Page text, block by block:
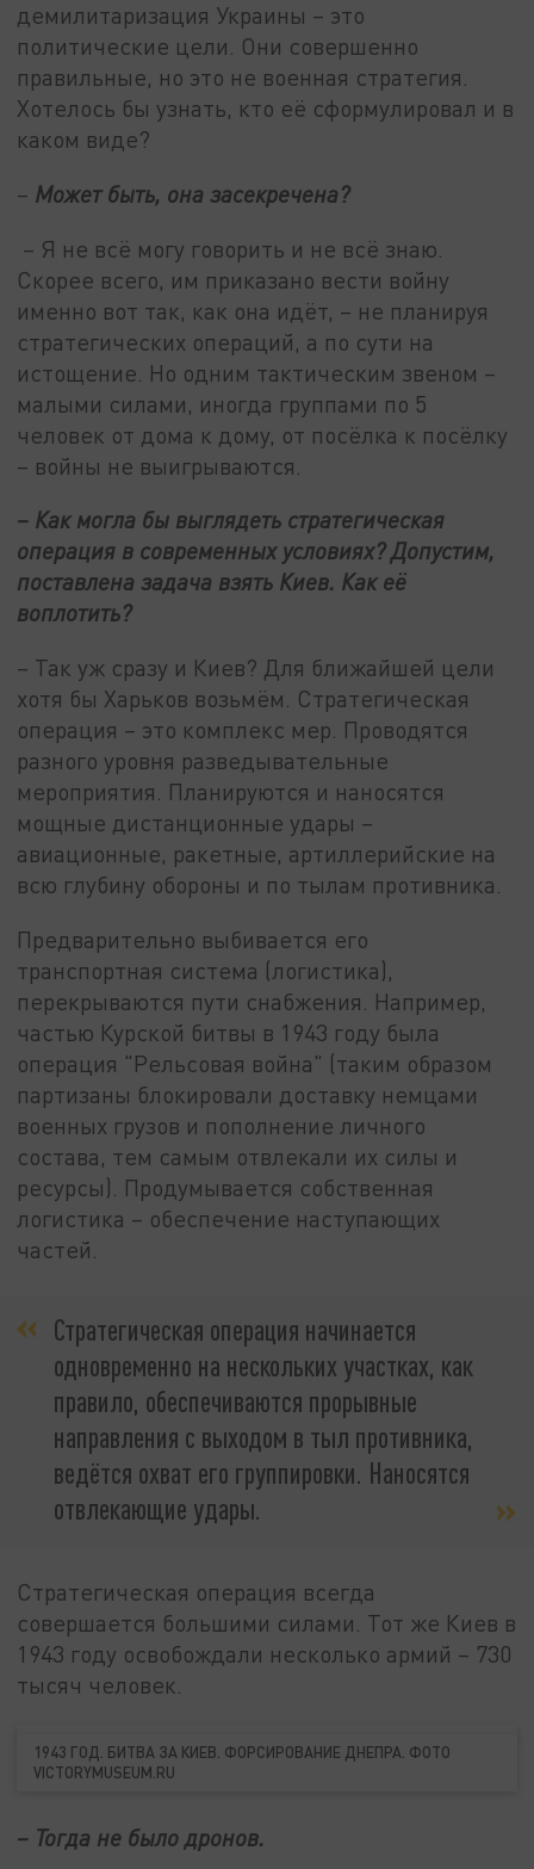
демилитаризация Украины – это
политические цели. Они совершенно
правильные, но это не военная стратегия.
Хотелось бы узнать, кто её сформулировал и в
каком виде?
– Может быть, она засекречена?
– Я не всё могу говорить и не всё знаю.
Скорее всего, им приказано вести войну
именно вот так, как она идёт, – не планируя
стратегических операций, а по сути на
истощение. Но одним тактическим звеном –
малыми силами, иногда группами по 5
человек от дома к дому, от посёлка к посёлку
– войны не выигрываются.
– Как могла бы выглядеть стратегическая
операция в современных условиях? Допустим,
поставлена задача взять Киев. Как её
воплотить?
– Так уж сразу и Киев? Для ближайшей цели
хотя бы Харьков возьмём. Стратегическая
операция – это комплекс мер. Проводятся
разного уровня разведывательные
мероприятия. Планируются и наносятся
мощные дистанционные удары –
авиационные, ракетные, артиллерийские на
всю глубину обороны и по тылам противника.
Предварительно выбивается его
транспортная система (логистика),
перекрываются пути снабжения. Например,
частью Курской битвы в 1943 году была
операция "Рельсовая война" (таким образом
партизаны блокировали доставку немцами
военных грузов и пополнение личного
состава, тем самым отвлекали их силы и
ресурсы). Продумывается собственная
логистика – обеспечение наступающих
частей.
Стратегическая операция начинается
одновременно на нескольких участках, как
правило, обеспечиваются прорывные
направления с выходом в тыл противника,
ведётся охват его группировки. Наносятся
отвлекающие удары.
Стратегическая операция всегда
совершается большими силами. Тот же Киев в
1943 году освобождали несколько армий – 730
тысяч человек.
1943 ГОД. БИТВА ЗА КИЕВ. ФОРСИРОВАНИЕ ДНЕПРА. ФОТО
VICTORYMUSEUM.RU
– Тогда не было дронов.